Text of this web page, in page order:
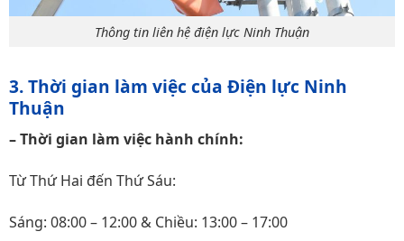
Thông tin liên hệ điện lực Ninh Thuận
3. Thời gian làm việc của Điện lực Ninh
Thuận
– Thời gian làm việc hành chính:
Từ Thứ Hai đến Thứ Sáu:
Sáng: 08:00 – 12:00 & Chiều: 13:00 – 17:00